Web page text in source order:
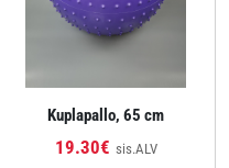
Kuplapallo, 65 cm
19.30€ sis.ALV